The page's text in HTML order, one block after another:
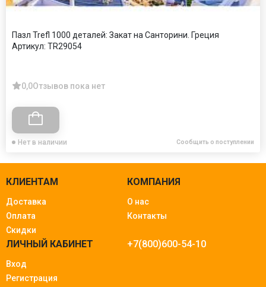
Пазл Trefl 1000 деталей: Закат на Санторини. Греция
Артикул: TR29054
0,0Отзывов пока нет
Нет в наличии Сообщить о поступлении
КЛИЕНТАМ
Доставка
Оплата
Скидки
КОМПАНИЯ
О нас
Контакты
ЛИЧНЫЙ КАБИНЕТ
Вход
Регистрация
+7(800)600-54-10